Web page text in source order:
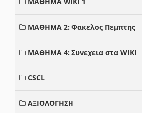
ΜΑΘΗΜΑ 2: Φακελος Πεμπτης
ΜΑΘΗΜΑ 4: Συνεχεια στα WIKI
CSCL
ΑΞΙΟΛΟΓΗΣΗ